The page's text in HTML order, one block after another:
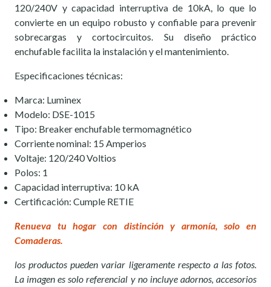
120/240V y capacidad interruptiva de 10kA, lo que lo
convierte en un equipo robusto y confiable para prevenir
sobrecargas y cortocircuitos. Su diseño práctico
enchufable facilita la instalación y el mantenimiento.
Especificaciones técnicas:
Marca: Luminex
Modelo: DSE-1015
Tipo: Breaker enchufable termomagnético
Corriente nominal: 15 Amperios
Voltaje: 120/240 Voltios
Polos: 1
Capacidad interruptiva: 10 kA
Certificación: Cumple RETIE
Renueva tu hogar con distinción y armonía, solo en
Comaderas.
los productos pueden variar ligeramente respecto a las fotos.
La imagen es solo referencial y no incluye adornos, accesorios